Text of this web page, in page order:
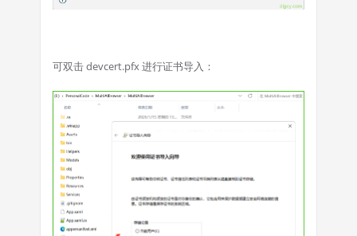
可双击 devcert.pfx 进行证书导入：